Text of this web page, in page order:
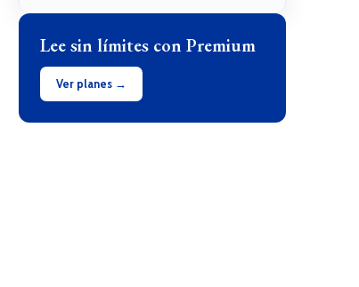
Lee sin límites con Premium
Ver planes →